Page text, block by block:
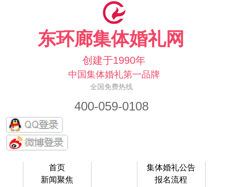
东环廊集体婚礼网
创建于1990年
中国集体婚礼第一品牌
全国免费热线
400-059-0108
首页
集体婚礼公告
新闻聚焦
报名流程